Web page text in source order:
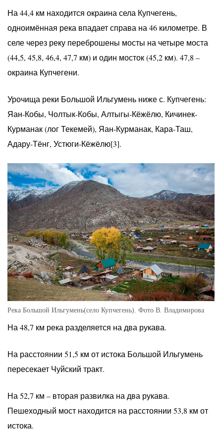
На 44,4 км находится окраина села Купчегень,
одноимённая река впадает справа на 46 километре. В
селе через реку переброшены мосты на четыре моста
(44,5, 45,8, 46,4, 47,7 км) и один мосток (45,2 км). 47,8 –
окраина Купчегени.
Урочища реки Большой Ильгумень ниже с. Купчегень:
Яан-Кобы, Чолтык-Кобы, Алтыгы-Кёжёлю, Кичинек-
Курманак (лог Текемей), Яан-Курманак, Кара-Таш,
Адару-Тёнг, Устюги-Кёжёлю[3].
Река Большой Ильгумень(село Купчегень). Фото В. Владимирова
На 48,7 км река разделяется на два рукава.
На расстоянии 51,5 км от истока Большой Ильгумень
пересекает Чуйский тракт.
На 52,7 км – вторая развилка на два рукава.
Пешеходный мост находится на расстоянии 53,8 км от
истока.